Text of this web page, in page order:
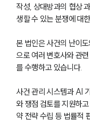
뉴
대
작성, 상대방과의 협상
생할 수 있는 분쟁에 대
본 법인은 사건의 난이
으로 여러 변호사와 관
를 수행하고 있습니다.
사건 관리 시스템과 AI
와 쟁점 검토를 지원하
약 전략 수립 등 법률적